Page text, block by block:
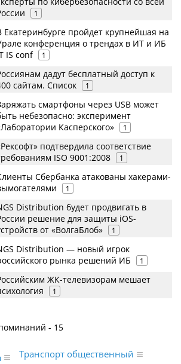
1
Екатеринбурге пройдет крупнейшая на
конференция о трендах в ИТ и ИБ
IS conf
1
дадут бесплатный доступ к
сайтам. Список
1
смартфоны через USB может
небезопасно: эксперимент
Касперского»
1
подтвердила соответствие
ISO 9001:2008
1
Сбербанка атакованы хакерами-
1
Distribution будет продвигать в
решение для защиты iOS-
от «ВолгаБлоб»
1
Distribution — новый игрок
рынка решений ИБ
1
ЖК-телевизорам мешает
1
- 15
Транспорт общественный